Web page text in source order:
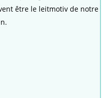
être le leitmotiv de notre